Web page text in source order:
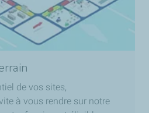
de vos sites,
à vous rendre sur notre